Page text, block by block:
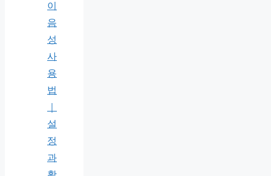
이
음
성
사
용
법
설
정
과